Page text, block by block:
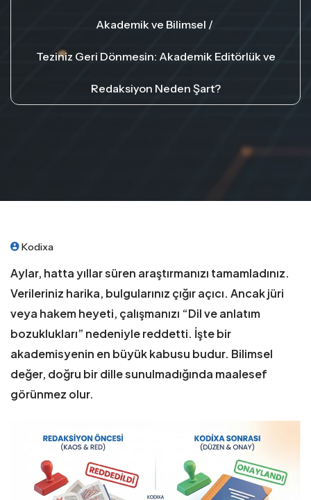
Akademik ve Bilimsel
Teziniz Geri Dönmesin: Akademik Editörlük ve
Redaksiyon Neden Şart?
Kodixa
Aylar, hatta yıllar süren araştırmanızı tamamladınız.
Verileriniz harika, bulgularınız çığır açıcı. Ancak jüri
veya hakem heyeti, çalışmanızı “Dil ve anlatım
bozuklukları” nedeniyle reddetti. İşte bir
akademisyenin en büyük kabusu budur. Bilimsel
değer, doğru bir dille sunulmadığında maalesef
görünmez olur.